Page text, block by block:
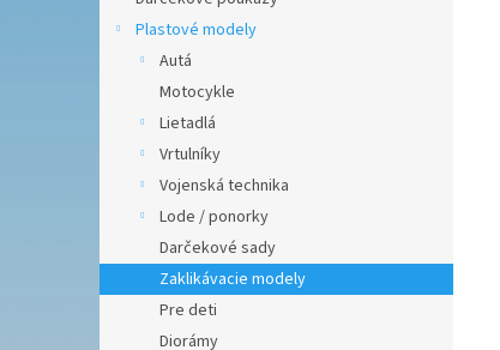
Plastové modely
Autá
Motocykle
Lietadlá
Vrtulníky
Vojenská technika
Lode / ponorky
Darčekové sady
Zaklikávacie modely
Pre deti
Diorámy